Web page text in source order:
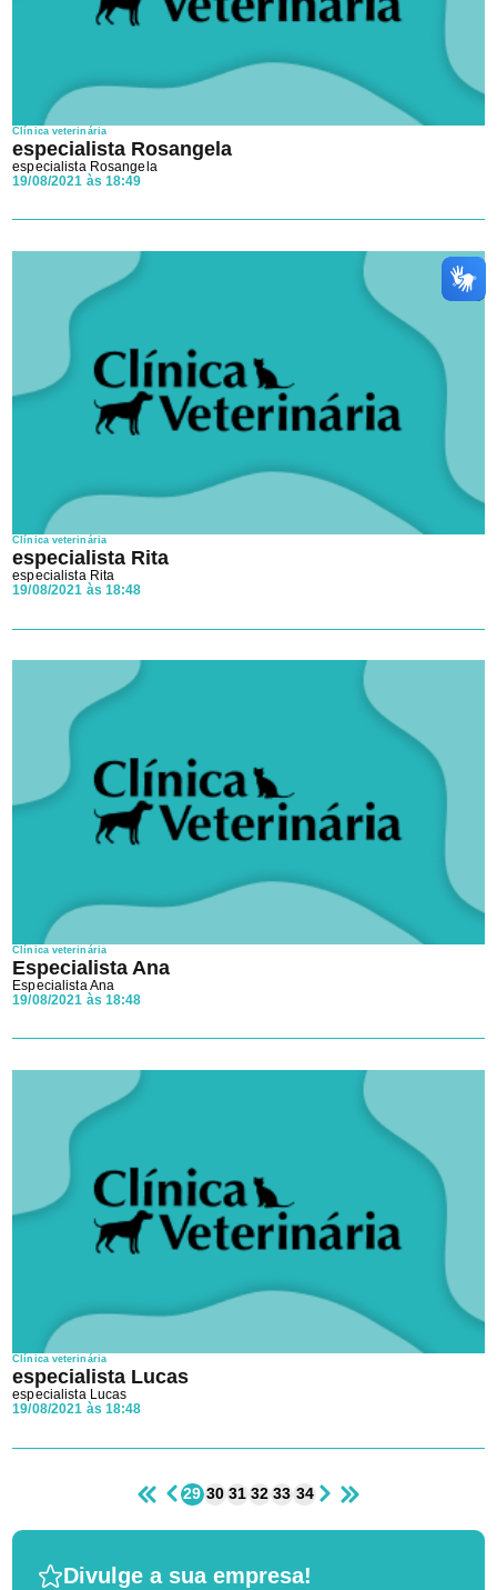
Clínica veterinária
especialista Rosangela
especialista Rosangela
19/08/2021 às 18:49
Clínica veterinária
especialista Rita
especialista Rita
19/08/2021 às 18:48
Clínica veterinária
Especialista Ana
Especialista Ana
19/08/2021 às 18:48
Clínica veterinária
especialista Lucas
especialista Lucas
19/08/2021 às 18:48
29 30 31 32 33 34
Divulge a sua empresa!
Política de